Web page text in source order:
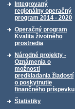
Integrovaný
regionálny operačný
program 2014 - 2020
Operačný program
Kvalita životného
prostredia
Národné projekty -
Oznámenia o
možnosti
predkladania žiadostí
o poskytnutie
finančného príspevku
Štatistiky